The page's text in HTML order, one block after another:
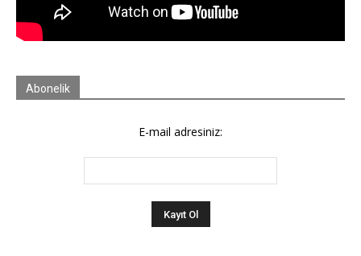
Abonelik
E-mail adresiniz: